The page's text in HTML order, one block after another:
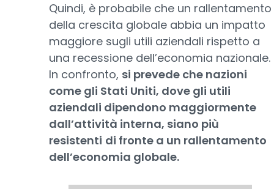
Quindi, è probabile che un rallentamento
della crescita globale abbia un impatto
maggiore sugli utili aziendali rispetto a
una recessione dell’economia nazionale.
In confronto, si prevede che nazioni
come gli Stati Uniti, dove gli utili
aziendali dipendono maggiormente
dall’attività interna, siano più
resistenti di fronte a un rallentamento
dell’economia globale.